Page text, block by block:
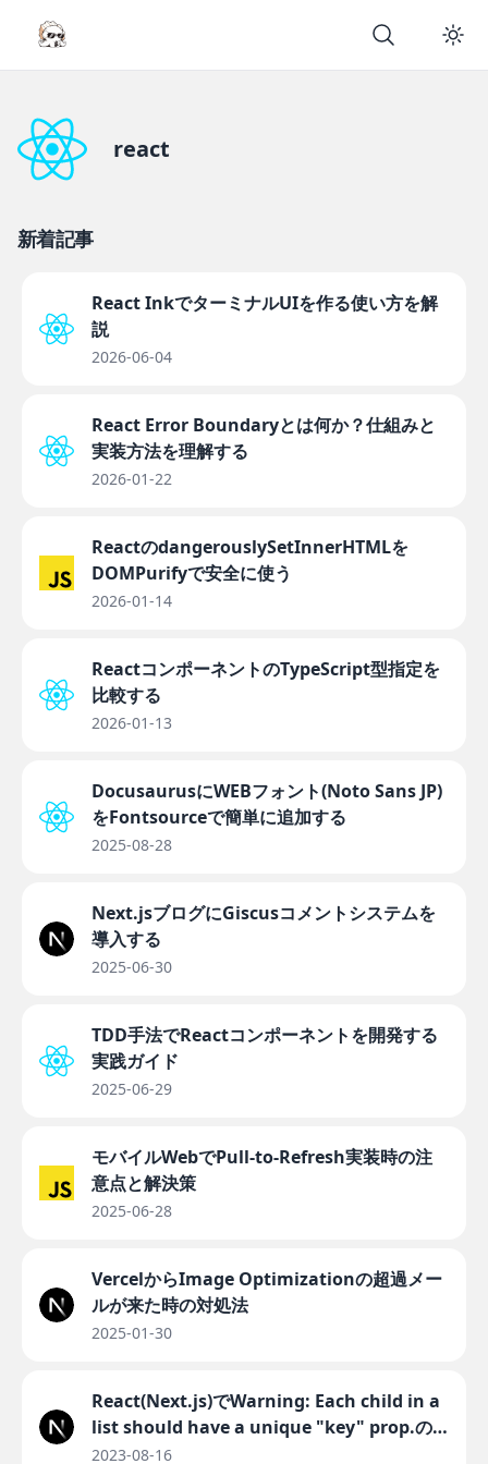
react
新着記事
React InkでターミナルUIを作る使い方を解
説
2026-06-04
React Error Boundaryとは何か？仕組みと
実装方法を理解する
2026-01-22
ReactのdangerouslySetInnerHTMLを
DOMPurifyで安全に使う
2026-01-14
ReactコンポーネントのTypeScript型指定を
比較する
2026-01-13
DocusaurusにWEBフォント(Noto Sans JP)
をFontsourceで簡単に追加する
2025-08-28
Next.jsブログにGiscusコメントシステムを
導入する
2025-06-30
TDD手法でReactコンポーネントを開発する
実践ガイド
2025-06-29
モバイルWebでPull-to-Refresh実装時の注
意点と解決策
2025-06-28
VercelからImage Optimizationの超過メー
ルが来た時の対処法
2025-01-30
React(Next.js)でWarning: Each child in a
list should have a unique "key" prop.の
原因と解決法
2023-08-16